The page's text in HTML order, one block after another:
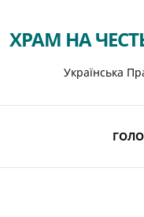
ХРАМ НА
Українська